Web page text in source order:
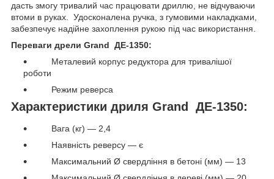
дасть змогу тривалий час працювати дриллю, не відчуваючи
втоми в руках. Удосконалена ручка, з гумовими накладками,
забезпечує надійне захоплення рукою під час використання.
Переваги дрели Grand ДЕ-1350:
Металевий корпус редуктора для тривалішої
роботи
Режим реверса
Характеристики дриля Grand ДЕ-1350:
Вага (кг) — 2,4
Наявність реверсу — є
Максимальний Ø свердління в бетоні (мм) — 13